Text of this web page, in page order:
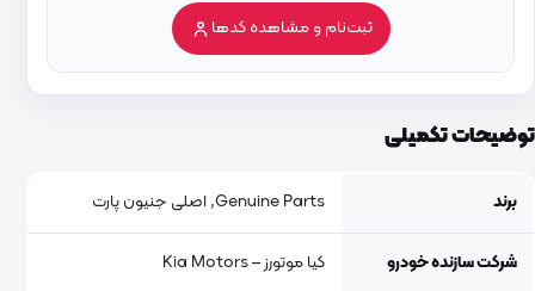
ثبت‌نام و مشاهده کدها
توضیحات تکمیلی
برند Genuine Parts, اصلی جنیون پارت
شرکت سازنده خودرو کیا موتورز – Kia Motors